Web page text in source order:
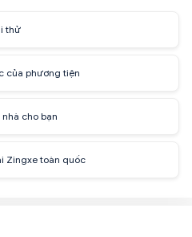
thử
của phương tiện
cho bạn
Zingxe toàn quốc